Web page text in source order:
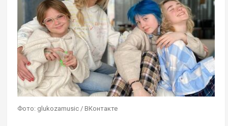
Фото: glukozamusic / ВКонтакте